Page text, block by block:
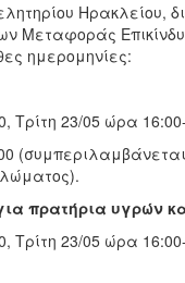
Μεταφοράς
ημερομηνίες:
Τρίτη 23/05 ώρα
πρατήρια υγρών
Τρίτη 23/05 ώρα